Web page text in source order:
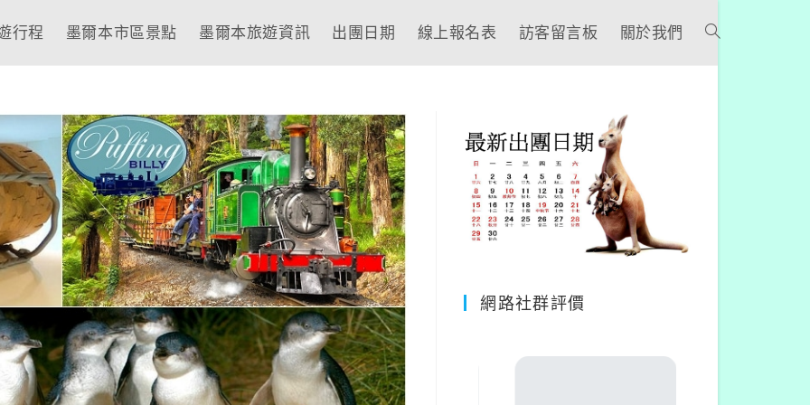
行程 墨爾本市區景點 墨爾本旅遊資訊 出團日期 線上報名表 訪客留言板 關於我們
網路社群評價